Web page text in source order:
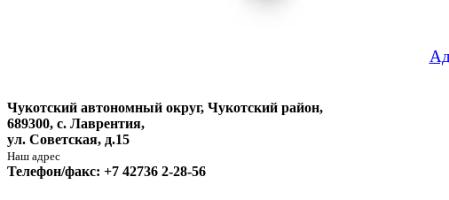
Чукотский автономный округ, Чукотский район,
689300, с. Лаврентия,
ул. Советская, д.15
Наш адрес
Телефон/факс: +7 42736 2-28-56